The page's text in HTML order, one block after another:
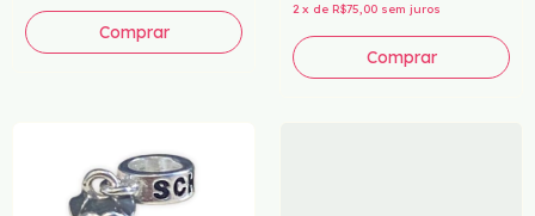
Comprar
2 x de R$75,00 sem juros
Comprar